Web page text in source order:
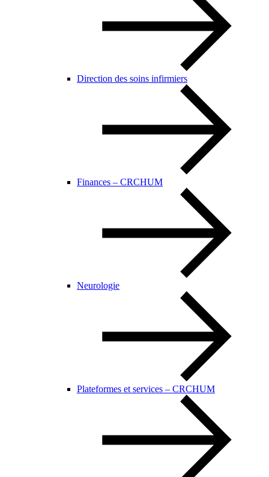
Direction des soins infirmiers
Finances – CRCHUM
Neurologie
Plateformes et services – CRCHUM